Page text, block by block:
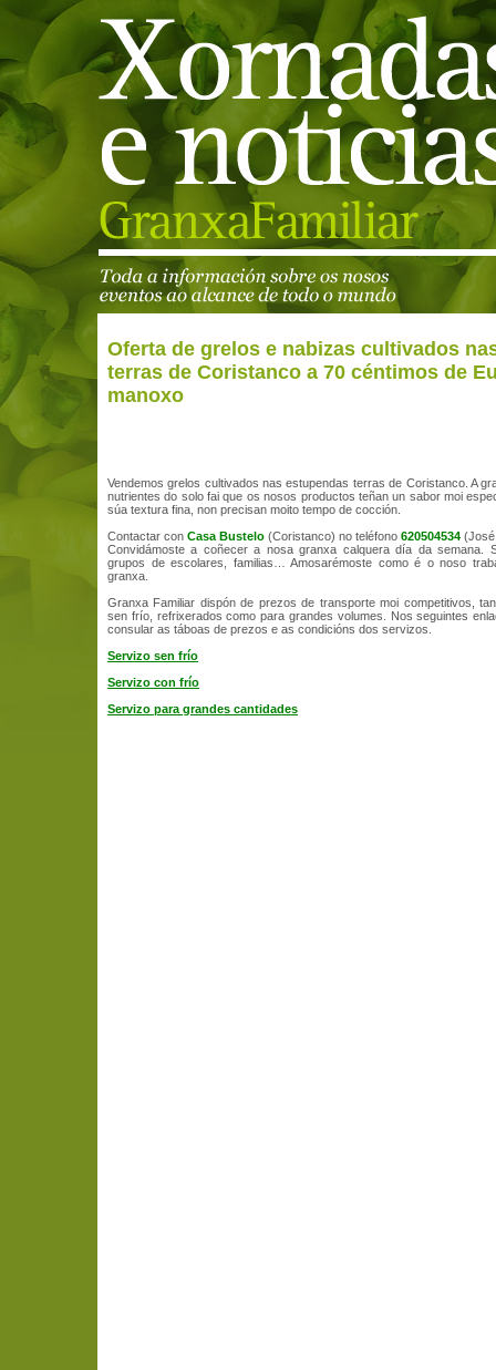
Oferta de grelos e nabizas cultivados
terras de Coristanco a 70 céntimos de
manoxo
Vendemos grelos cultivados nas estupendas terras de Coristanco. A
nutrientes do solo fai que os nosos productos teñan un sabor moi
súa textura fina, non precisan moito tempo de cocción.
Contactar con Casa Bustelo (Coristanco) no teléfono 620504534 (José
Convidámoste a coñecer a nosa granxa calquera día da semana.
grupos de escolares, familias… Amosarémoste como é o noso
granxa.
Granxa Familiar dispón de prezos de transporte moi competitivos,
sen frío, refrixerados como para grandes volumes. Nos seguintes
consular as táboas de prezos e as condicións dos servizos.
Servizo sen frío
Servizo con frío
Servizo para grandes cantidades